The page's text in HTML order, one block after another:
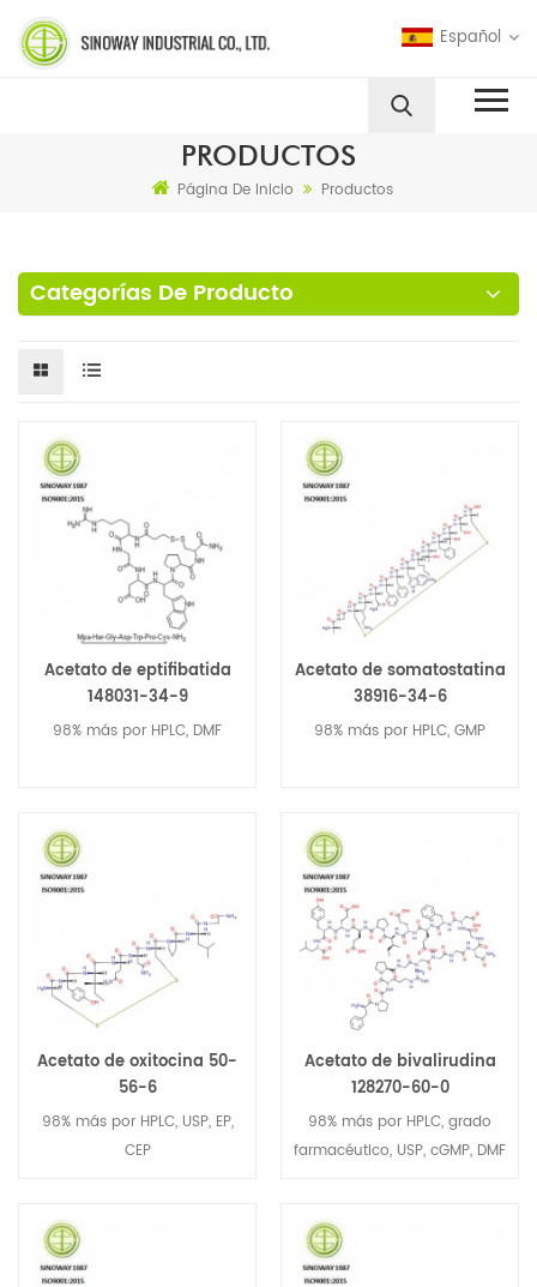
Español
PRODUCTOS
Página De Inicio Productos
Categorías De Producto
Acetato de eptifibatida
148031-34-9
98% más por HPLC, DMF
Acetato de somatostatina
38916-34-6
98% más por HPLC, GMP
Acetato de oxitocina 50-
56-6
98% más por HPLC, USP, EP,
CEP
Acetato de bivalirudina
128270-60-0
98% más por HPLC, grado
farmacéutico, USP, cGMP, DMF